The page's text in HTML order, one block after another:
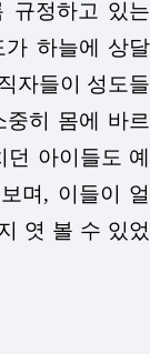
규정하고 있는
가 하늘에 상달
자들이 성도들
중히 몸에 바르
던 아이들도 예
며, 이들이 얼
엿 볼 수 있었